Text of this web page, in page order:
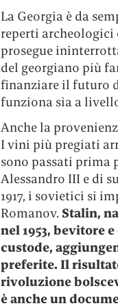
La Georgia è da
reperti archeologici
prosegue
del georgiano più
finanziare il futuro
funziona sia a
Anche la
I vini più pregiati
sono passati prima
Alessandro III e di
1917, i sovietici si
Romanov. Stalin,
nel 1953, bevitore
custode,
preferite. Il
rivoluzione
è anche un